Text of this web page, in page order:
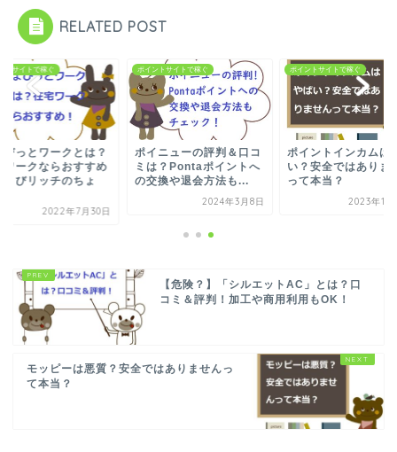
RELATED POST
トサイトで稼ぐ
びっとワークとは？
ワークならおすすめ
ょびリッチのちょ
2022年7月30日
ポイントサイトで稼ぐ
ポイニューの評判＆口コ
ミは？Pontaポイントへ
の交換や退会方法も...
2024年3月8日
ポイントサイトで稼ぐ
ポイントインカムは
い？安全ではありま
って本当？
2023年12
【危険？】「シルエットAC」とは？口
コミ＆評判！加工や商用利用もOK！
モッピーは悪質？安全ではありませんっ
て本当？